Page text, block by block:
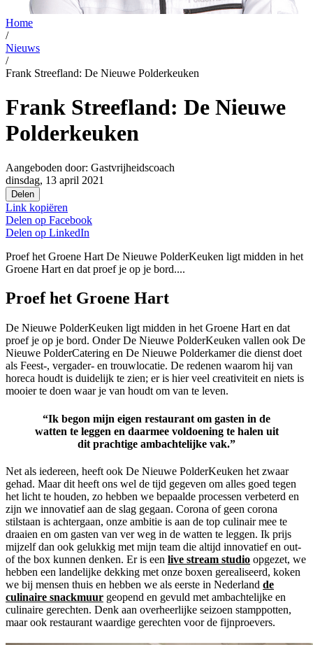
Home
/
Nieuws
/
Frank Streefland: De Nieuwe Polderkeuken
Frank Streefland: De Nieuwe
Polderkeuken
Aangeboden door: Gastvrijheidscoach
dinsdag, 13 april 2021
Delen
Link kopiëren
Delen op Facebook
Delen op LinkedIn
Proef het Groene Hart De Nieuwe PolderKeuken ligt midden in het
Groene Hart en dat proef je op je bord....
Proef het Groene Hart
De Nieuwe PolderKeuken ligt midden in het Groene Hart en dat
proef je op je bord. Onder De Nieuwe PolderKeuken vallen ook De
Nieuwe PolderCatering en De Nieuwe Polderkamerdie dienst doet
als Feest-, vergader- en trouwlocatie. De redenen waarom hij van
horeca houdt is duidelijk te zien; er is hier veel creativiteit en niets is
mooier te doen waar je van houdt om van te leven.
“Ik begon mijn eigen restaurant om gasten in de
watten te leggen en daarmee voldoening te halen uit
dit prachtige ambachtelijke vak.”
Net als iedereen, heeft ook De Nieuwe PolderKeuken het zwaar
gehad. Maar dit heeft ons wel de tijd gegeven om alles goed tegen
het licht te houden, zo hebben we bepaalde processen verbeterd en
zijn we innovatief aan de slag gegaan. Corona of geen corona
stilstaan is achtergaan, onze ambitie is aan de top culinair mee te
draaien en om gasten van ver weg in de watten te leggen. Ik prijs
mijzelf dan ook gelukkig met mijn team die altijd innovatief en out-
of the box kunnen denken. Er is een live stream studio opgezet, we
hebben een landelijke dekking met onze boxen gerealiseerd, koken
we bij mensen thuis en hebben we als eerste in Nederland de
culinaire snackmuur geopend en gevuld met ambachtelijke en
culinaire gerechten. Denk aan overheerlijke seizoen stamppotten,
maar ook restaurant waardige gerechten voor de fijnproevers.